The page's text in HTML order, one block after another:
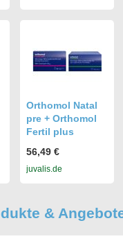
Orthomol Natal
pre + Orthomol
Fertil plus
56,49 €
juvalis.de
&